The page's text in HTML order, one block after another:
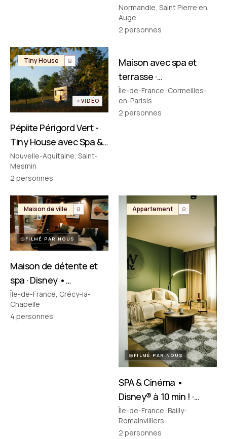
avec Spa & Baignoire
Vintage en Normandie
Normandie, Saint Pierre en
Auge
2 personnes
Tiny House
VIDÉO
Pépiite Périgord Vert -
Tiny House avec Spa &
Bain Nordique en
Dordogne
Nouvelle-Aquitaine, Saint-
Mesmin
2 personnes
Maison de ville
Maison avec spa et
terrasse ·
Cormeilles‑en‑Parisis
Île-de-France, Cormeilles-
en-Parisis
2 personnes
Maison de ville
FILMÉ PAR NOUS
Maison de détente et
spa · Disney •
Crécy‑la‑Chapelle
Île-de-France, Crécy-la-
Chapelle
4 personnes
Appartement
FILMÉ PAR NOUS
SPA & Cinéma •
Disney® à 10 min ! ·
Bailly-Romainvilliers
Île-de-France, Bailly-
Romainvilliers
2 personnes